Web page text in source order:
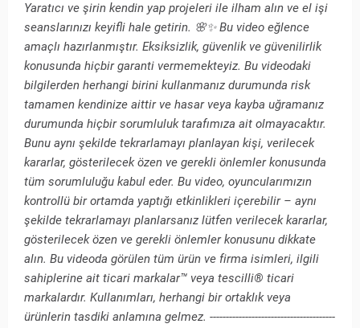
Yaratıcı ve şirin kendin yap projeleri ile ilham alın ve el işi
seanslarınızı keyifli hale getirin. 🌸✨ Bu video eğlence
amaçlı hazırlanmıştır. Eksiksizlik, güvenlik ve güvenilirlik
konusunda hiçbir garanti vermemekteyiz. Bu videodaki
bilgilerden herhangi birini kullanmanız durumunda risk
tamamen kendinize aittir ve hasar veya kayba uğramanız
durumunda hiçbir sorumluluk tarafımıza ait olmayacaktır.
Bunu aynı şekilde tekrarlamayı planlayan kişi, verilecek
kararlar, gösterilecek özen ve gerekli önlemler konusunda
tüm sorumluluğu kabul eder. Bu video, oyuncularımızın
kontrollü bir ortamda yaptığı etkinlikleri içerebilir – aynı
şekilde tekrarlamayı planlarsanız lütfen verilecek kararlar,
gösterilecek özen ve gerekli önlemler konusunu dikkate
alın. Bu videoda görülen tüm ürün ve firma isimleri, ilgili
sahiplerine ait ticari markalar™ veya tescilli® ticari
markalardır. Kullanımları, herhangi bir ortaklık veya
ürünlerin tasdiki anlamına gelmez. ---------------------------------------